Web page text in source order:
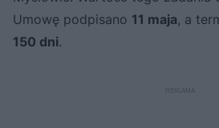
Umowę podpisano 11 maja, a
150 dni.